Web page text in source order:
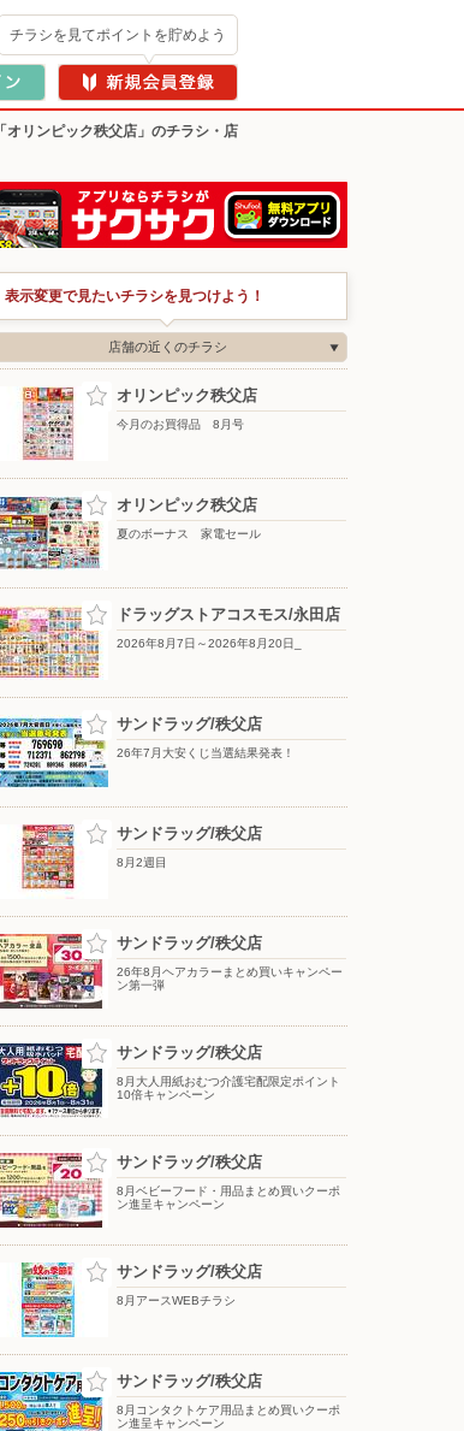
チラシを見てポイントを貯めよう
「オリンピック秩父店」のチラシ・店
表示変更で見たいチラシを見つけよう！
店舗の近くのチラシ
オリンピック秩父店
今月のお買得品 8月号
オリンピック秩父店
夏のボーナス 家電セール
ドラッグストアコスモス/永田店
2026年8月7日～2026年8月20日_
サンドラッグ/秩父店
26年7月大安くじ当選結果発表！
サンドラッグ/秩父店
8月2週目
サンドラッグ/秩父店
26年8月ヘアカラーまとめ買いキャンペー
ン第一弾
サンドラッグ/秩父店
8月大人用紙おむつ介護宅配限定ポイント
10倍キャンペーン
サンドラッグ/秩父店
8月ベビーフード・用品まとめ買いクーポ
ン進呈キャンペーン
サンドラッグ/秩父店
8月アースWEBチラシ
サンドラッグ/秩父店
8月コンタクトケア用品まとめ買いクーポ
ン進呈キャンペーン